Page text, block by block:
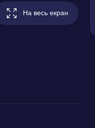
На весь екран